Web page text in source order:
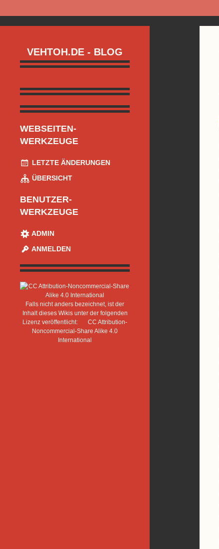
VEHTOH.DE - BLOG
WEBSEITEN-
WERKZEUGE
LETZTE ÄNDERUNGEN
ÜBERSICHT
BENUTZER-
WERKZEUGE
ADMIN
ANMELDEN
Falls nicht anders bezeichnet, ist der
Inhalt dieses Wikis unter der folgenden
Lizenz veröffentlicht:
CC Attribution-
Noncommercial-Share Alike 4.0
International